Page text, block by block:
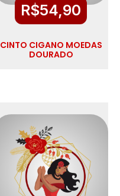
R$54,90
CINTO CIGANO MOEDAS
DOURADO